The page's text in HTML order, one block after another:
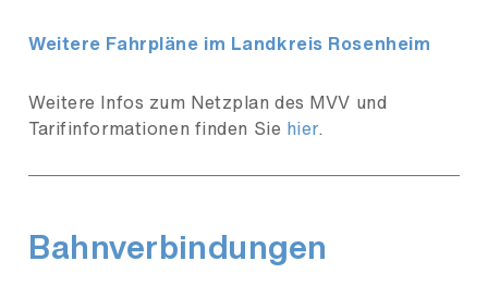
Weitere Fahrpläne im Landkreis Rosenheim
Weitere Infos zum Netzplan des MVV und
Tarifinformationen finden Sie hier.
Bahnverbindungen